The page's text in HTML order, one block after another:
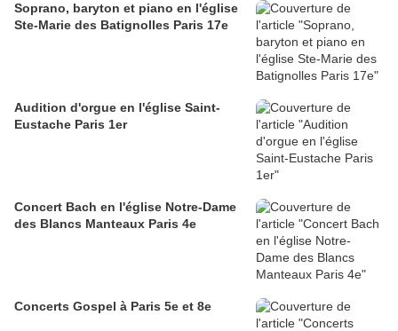
Soprano, baryton et piano en l'église
Ste-Marie des Batignolles Paris 17e
Audition d'orgue en l'église Saint-
Eustache Paris 1er
Concert Bach en l'église Notre-Dame
des Blancs Manteaux Paris 4e
Concerts Gospel à Paris 5e et 8e